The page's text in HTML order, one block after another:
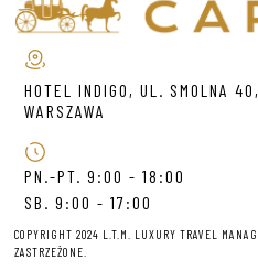
HOTEL INDIGO, UL. SMOLNA
WARSZAWA
PN.-PT. 9:00 - 18:00
SB. 9:00 - 17:00
COPYRIGHT 2024 L.T.M. LUXURY TRAVEL
ZASTRZEŻONE.